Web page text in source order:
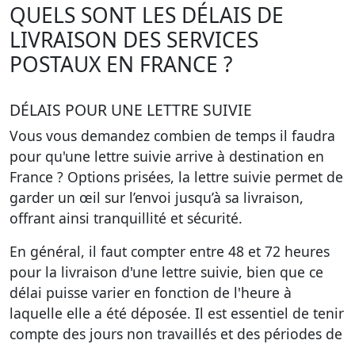
QUELS SONT LES DÉLAIS DE
LIVRAISON DES SERVICES
POSTAUX EN FRANCE ?
DÉLAIS POUR UNE LETTRE SUIVIE
Vous vous demandez combien de temps il faudra
pour qu'une lettre suivie arrive à destination en
France ? Options prisées, la lettre suivie permet de
garder un œil sur l’envoi jusqu’à sa livraison,
offrant ainsi tranquillité et sécurité.
En général, il faut compter entre 48 et 72 heures
pour la livraison d'une lettre suivie, bien que ce
délai puisse varier en fonction de l'heure à
laquelle elle a été déposée. Il est essentiel de tenir
compte des jours non travaillés et des périodes de